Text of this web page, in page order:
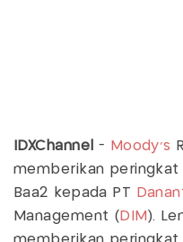
IDXChannel - Moody's
memberikan
Baa2 kepada PT
Management ( DIM ).